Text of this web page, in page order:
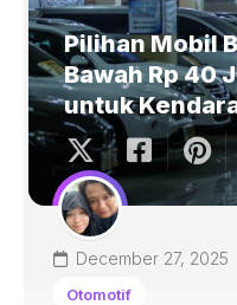
Pilihan Mobil
Bawah Rp 40
untuk
December 27, 2025
Otomotif